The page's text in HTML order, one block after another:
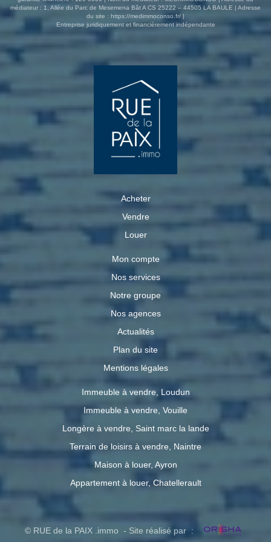
médiateur : 1, Allée du Parc de Mesemena Bât A CS 25222 – 44505 LA BAULE | Adresse
du site : https://medimmoconso.fr/ |
Entreprise juridiquement et financièrement indépendante
Acheter
Vendre
Louer
Mon compte
Nos services
Notre groupe
Nos agences
Actualités
Plan du site
Mentions légales
Immeuble à vendre, Loudun
Immeuble à vendre, Vouille
Longère à vendre, Saint marc la lande
Terrain de loisirs à vendre, Naintre
Maison à louer, Ayron
Appartement à louer, Chatellerault
© RUE de la PAIX .immo - Site réalisé par :